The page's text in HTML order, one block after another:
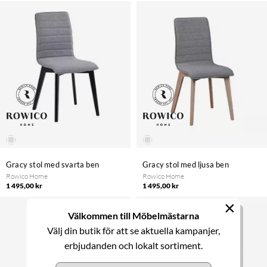
Välkommen till Möbelmästarna
Välj din butik för att se aktuella kampanjer,
erbjudanden och lokalt sortiment.
×
Gracy stol med svarta ben
Rowico Home
1 495,00 kr
Gracy stol med ljusa ben
Rowico Home
1 495,00 kr